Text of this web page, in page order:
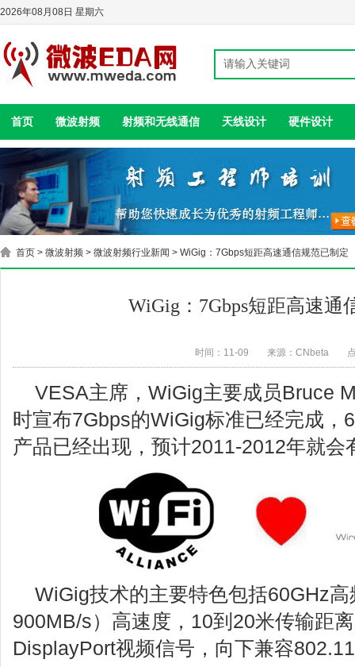
2026年08月08日 星期六
首页 微波射频 射频和无线通信 天线设计 硬件设计
首页 > 微波射频 > 微波射频行业新闻 > WiGig：7Gbps短距高速通信规范已制定
WiGig：7Gbps短距高速通
时间：11-09 来源：CNbeta
VESA主席，WiGig主要成员Bruce
时宣布7Gbps的WiGig标准已经完成，
产品已经出现，预计2011-2012年就会
WiGig技术的主要特色包括60GHz
900MB/s）高速度，10到20米传输距
DisplayPort视频信号，向下兼容